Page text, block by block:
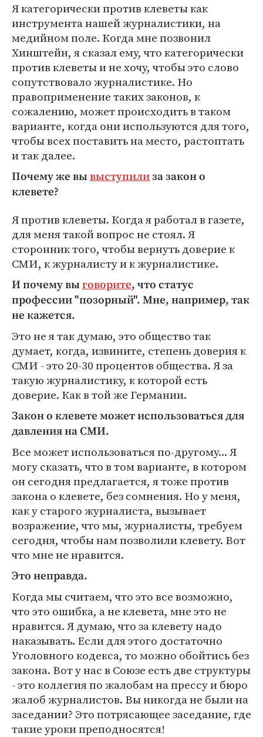
Я категорически против клеветы как
инструмента нашей журналистики, на
медийном поле. Когда мне позвонил
Хинштейн, я сказал ему, что категорически
против клеветы и не хочу, чтобы это слово
сопутствовало журналистике. Но
правоприменение таких законов, к
сожалению, может происходить в таком
варианте, когда они используются для того,
чтобы всех поставить на место, растоптать
и так далее.
Почему же вы выступилиза закон о
клевете?
Я против клеветы. Когда я работал в газете,
для меня такой вопрос не стоял. Я
сторонник того, чтобы вернуть доверие к
СМИ, к журналисту и к журналистике.
И почему вы говорите, что статус
профессии "позорный". Мне, например, так
не кажется.
Это не я так думаю, это общество так
думает, когда, извините, степень доверия к
СМИ - это 20-30 процентов общества. Я за
такую журналистику, к которой есть
доверие. Как в той же Германии.
Закон о клевете может использоваться для
давления на СМИ.
Все может использоваться по-другому... Я
могу сказать, что в том варианте, в котором
он сегодня предлагается, я тоже против
закона о клевете, без сомнения. Но у меня,
как у старого журналиста, вызывает
возражение, что мы, журналисты, требуем
сегодня, чтобы нам позволили клевету. Вот
что мне не нравится.
Это неправда.
Когда мы считаем, что это все возможно,
что это ошибка, а не клевета, мне это не
нравится. Я думаю, что за клевету надо
наказывать. Если для этого достаточно
Уголовного кодекса, то можно обойтись без
закона. Вот у нас в Союзе есть две структуры
- это коллегия по жалобам на прессу и бюро
жалоб журналистов. Вы никогда не были на
заседании? Это потрясающее заседание, где
такие уроки преподносятся!